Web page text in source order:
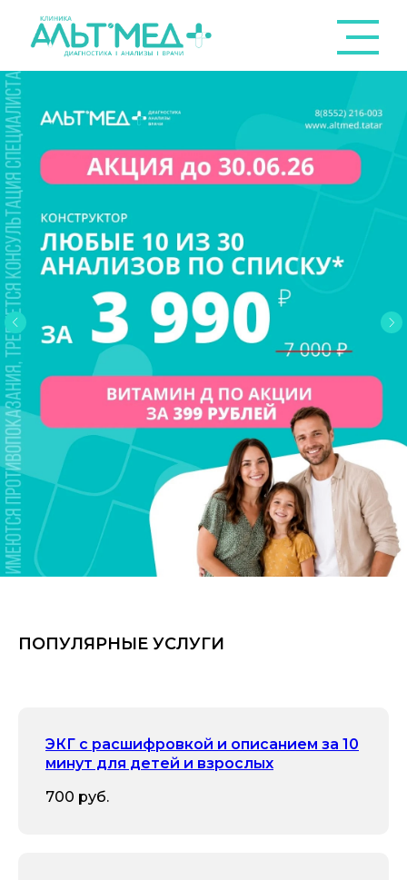
ПОПУЛЯРНЫЕ УСЛУГИ
ЭКГ с расшифровкой и описанием за 10
минут для детей и взрослых
700 руб.